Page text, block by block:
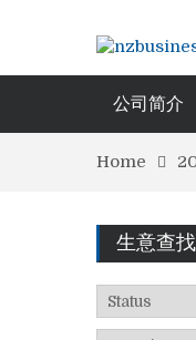
公司简介
Home
生意查找